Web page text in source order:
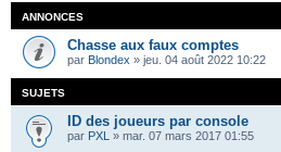
ANNONCES
Chasse aux faux comptes
par Blondex » jeu. 04 août 2022 10:22
SUJETS
ID des joueurs par console
par PXL » mar. 07 mars 2017 01:55